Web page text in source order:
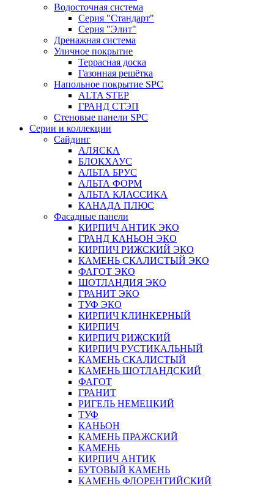
Водосточная система
Серия "Стандарт"
Серия "Элит"
Дренажная система
Уличное покрытие
Террасная доска
Газонная решётка
Напольное покрытие SPC
ALTA STEP
ГРАНД СТЭП
Стеновые панели SPC
Серии и коллекции
Сайдинг
АЛЯСКА
БЛОКХАУС
АЛЬТА БРУС
АЛЬТА ФОРМ
АЛЬТА КЛАССИКА
КАНАДА ПЛЮС
Фасадные панели
КИРПИЧ АНТИК ЭКО
ГРАНД КАНЬОН ЭКО
КИРПИЧ РИЖСКИЙ ЭКО
КАМЕНЬ СКАЛИСТЫЙ ЭКО
ФАГОТ ЭКО
ШОТЛАНДИЯ ЭКО
ГРАНИТ ЭКО
ТУФ ЭКО
КИРПИЧ КЛИНКЕРНЫЙ
КИРПИЧ
КИРПИЧ РИЖСКИЙ
КИРПИЧ РУСТИКАЛЬНЫЙ
КАМЕНЬ СКАЛИСТЫЙ
КАМЕНЬ ШОТЛАНДСКИЙ
ФАГОТ
ГРАНИТ
РИГЕЛЬ НЕМЕЦКИЙ
ТУФ
КАНЬОН
КАМЕНЬ ПРАЖСКИЙ
КАМЕНЬ
КИРПИЧ АНТИК
БУТОВЫЙ КАМЕНЬ
КАМЕНЬ ФЛОРЕНТИЙСКИЙ